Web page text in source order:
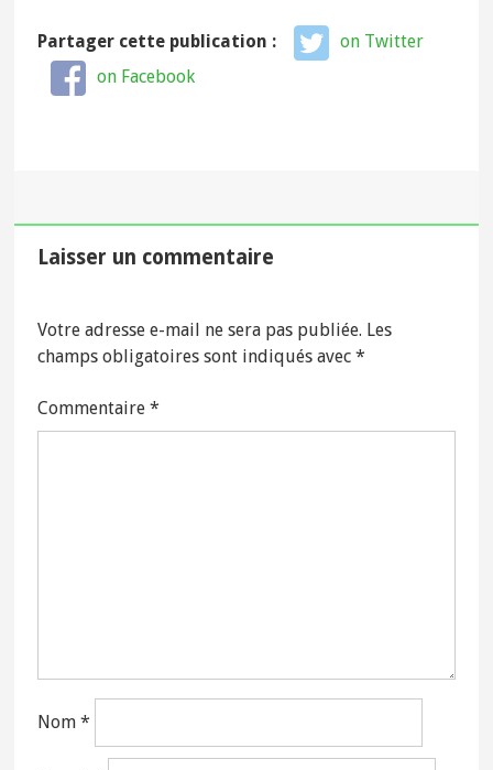
Partager cette publication :
on Twitter
on Facebook
Laisser un commentaire
Votre adresse e-mail ne sera pas publiée. Les
champs obligatoires sont indiqués avec*
Commentaire*
Nom*